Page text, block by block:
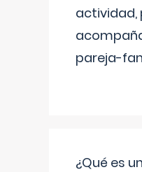
actividad,
pareja-
¿Qué es